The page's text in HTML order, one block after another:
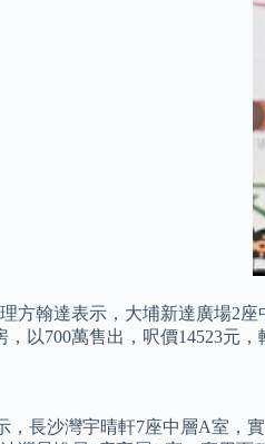
方翰達表示，大埔新達廣場2
，以700萬售出，呎價14523元
，長沙灣宇晴軒7座中層A室，